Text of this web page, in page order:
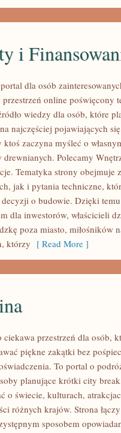
i
dla osób
online poświęcony
wiedzy dla osób, które
najczęściej pojawiających
ktoś zaczyna myśleć o
drewnianych. Polecamy
Tematyka strony obejmuje
jak i pytania techniczne,
o budowie. Dzięki
dla inwestorów, właścicieli
poza miasto, miłośników
którzy [ Read More ]
ciekawa przestrzeń dla osób,
piękne zakątki bez
To portal o
planujące krótki city
o świecie, kulturach,
różnych krajów. Strona
sposobem